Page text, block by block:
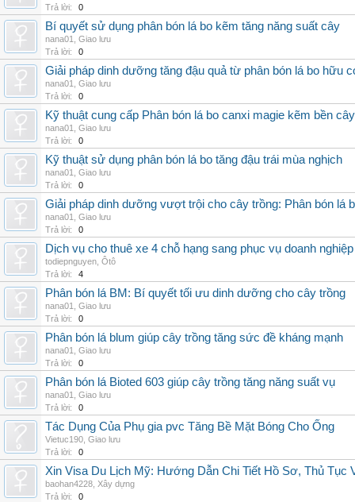
Trả lời:
0
Bí quyết sử dụng phân bón lá bo kẽm tăng năng suất cây
nana01
Giao lưu
Trả lời:
0
Giải pháp dinh dưỡng tăng đậu quả từ phân bón lá bo hữu
nana01
Giao lưu
Trả lời:
0
Kỹ thuật cung cấp Phân bón lá bo canxi magie kẽm bền cây
nana01
Giao lưu
Trả lời:
0
Kỹ thuật sử dụng phân bón lá bo tăng đậu trái mùa nghịch
nana01
Giao lưu
Trả lời:
0
Giải pháp dinh dưỡng vượt trội cho cây trồng: Phân bón lá
nana01
Giao lưu
Trả lời:
0
Dịch vụ cho thuê xe 4 chỗ hạng sang phục vụ doanh
todiepnguyen Ôtô
Trả lời:
4
Phân bón lá BM: Bí quyết tối ưu dinh dưỡng cho cây trồng
nana01
Giao lưu
Trả lời:
0
Phân bón lá blum giúp cây trồng tăng sức đề kháng mạnh
nana01
Giao lưu
Trả lời:
0
Phân bón lá Bioted 603 giúp cây trồng tăng năng suất vụ
nana01
Giao lưu
Trả lời:
0
Tác Dụng Của Phụ gia pvc Tăng Bề Mặt Bóng Cho Ống
Vietuc190 Giao lưu
Trả lời:
0
Xin Visa Du Lịch Mỹ: Hướng Dẫn Chi Tiết Hồ Sơ, Thủ Tục
baohan4228 Xây dựng
Trả lời:
0